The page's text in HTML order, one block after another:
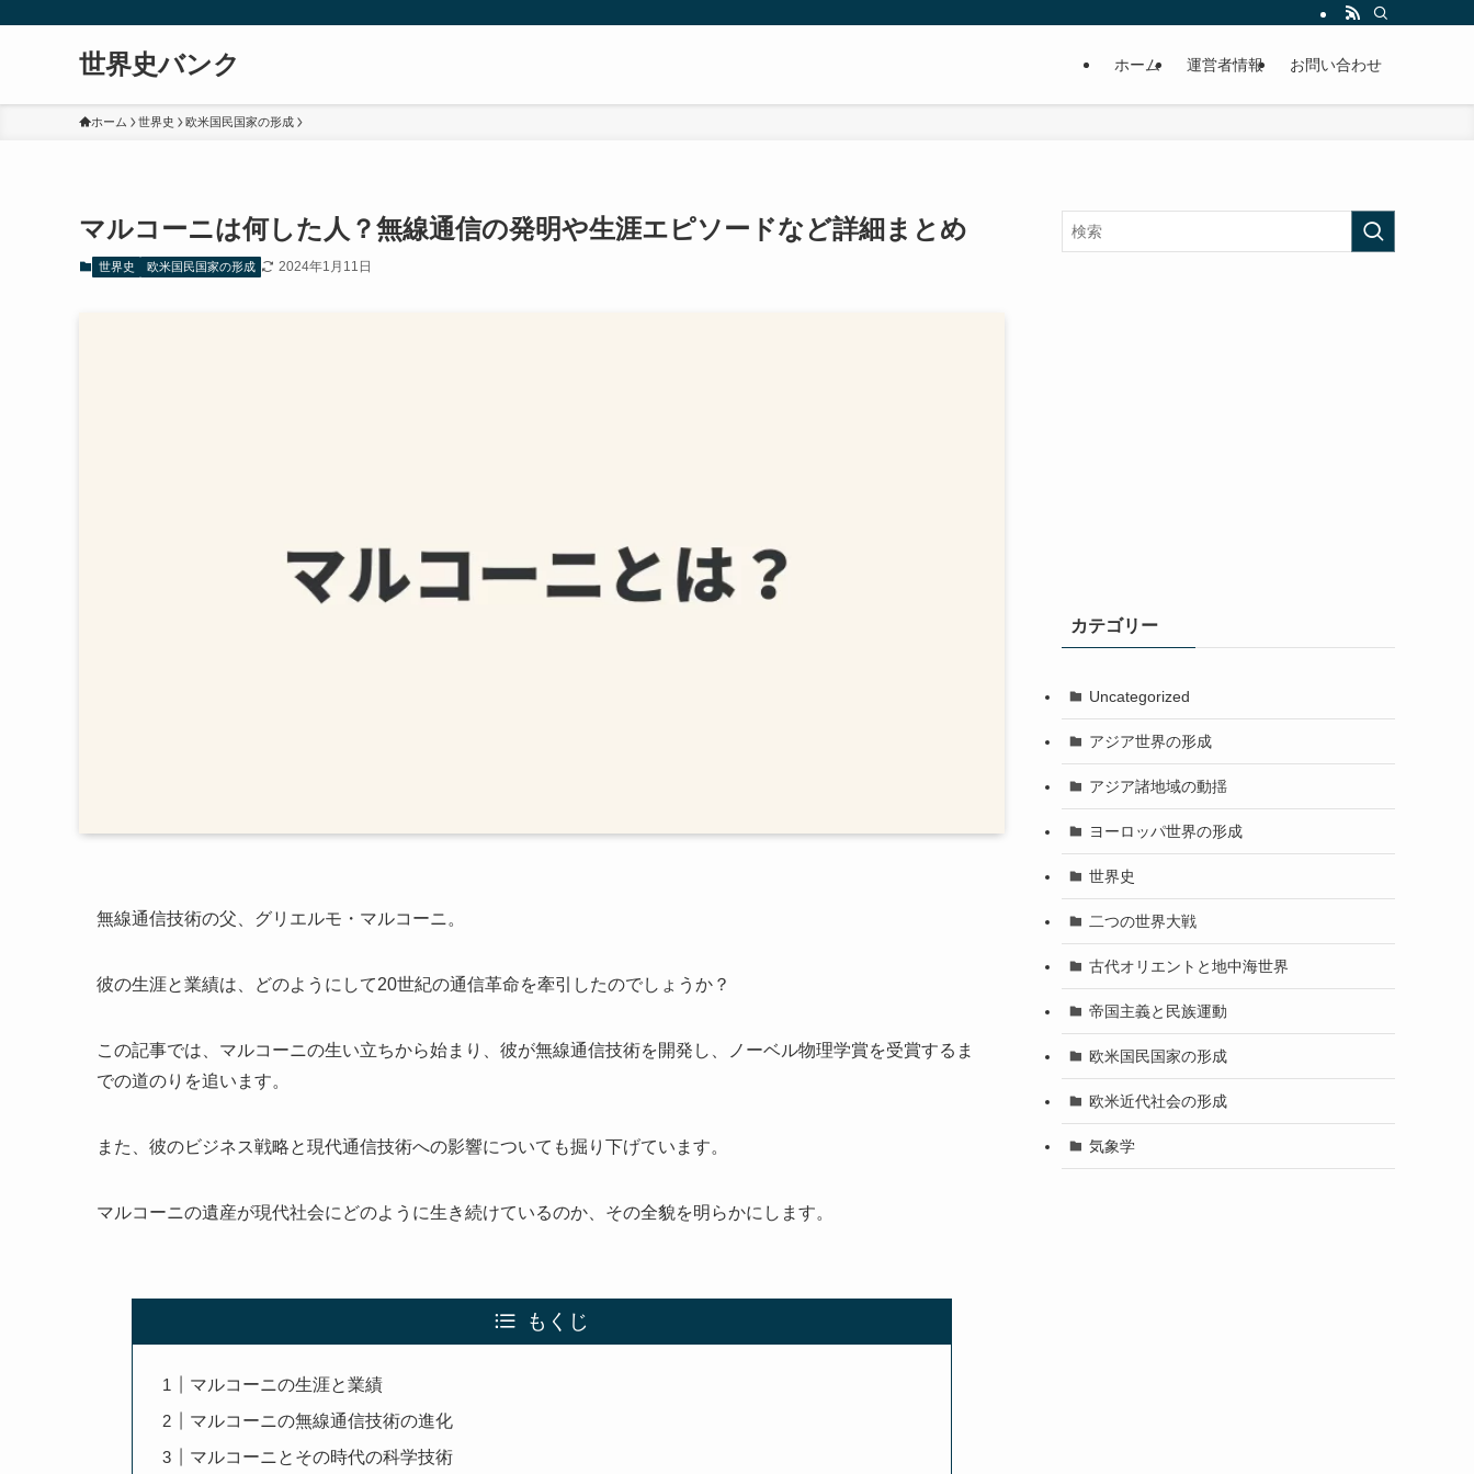
世界史バンク ホーム 運営者情報 お問い合わせ
ホーム 世界史 欧米国民国家の形成
マルコーニは何した人？無線通信の発明や生涯エピソードなど詳細まとめ
世界史 欧米国民国家の形成 2024年1月11日
無線通信技術の父、グリエルモ・マルコーニ。
彼の生涯と業績は、どのようにして20世紀の通信革命を牽引したのでしょうか？
この記事では、マルコーニの生い立ちから始まり、彼が無線通信技術を開発し、ノーベル物理学賞を受賞するま
での道のりを追います。
また、彼のビジネス戦略と現代通信技術への影響についても掘り下げています。
マルコーニの遺産が現代社会にどのように生き続けているのか、その全貌を明らかにします。
もくじ
マルコーニの生涯と業績
マルコーニの無線通信技術の進化
マルコーニとその時代の科学技術
カテゴリー
Uncategorized
アジア世界の形成
アジア諸地域の動揺
ヨーロッパ世界の形成
世界史
二つの世界大戦
古代オリエントと地中海世界
帝国主義と民族運動
欧米国民国家の形成
欧米近代社会の形成
気象学